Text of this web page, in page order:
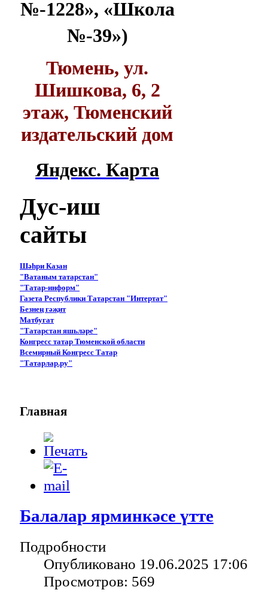
№-1228», «Школа
№-39»)
Тюмень, ул.
Шишкова, 6, 2
этаж, Тюменский
издательский дом
Яндекс. Карта
Дус-иш
сайты
Шәһри Казан
"Ватаным татарстан"
"Татар-информ"
Газета Республики Татарстан "Интертат"
Безнең гәҗит
Матбугат
"Татарстан яшьләре"
Конгресс татар Тюменской области
Всемирный Конгресс Татар
"Татарлар.ру"
Главная
Балалар ярминкәсе үтте
Подробности
Опубликовано 19.06.2025 17:06
Просмотров: 569